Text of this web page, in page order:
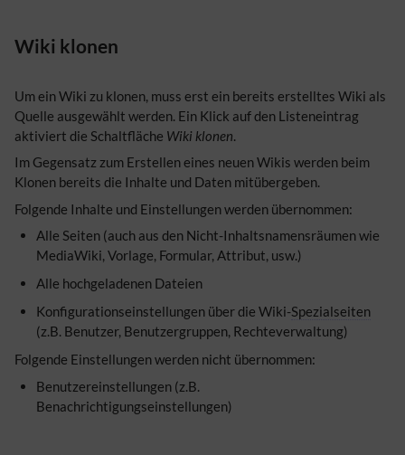
Wiki klonen
Um ein Wiki zu klonen, muss erst ein bereits erstelltes Wiki als
Quelle ausgewählt werden. Ein Klick auf den Listeneintrag
aktiviert die Schaltfläche Wiki klonen.
Im Gegensatz zum Erstellen eines neuen Wikis werden beim
Klonen bereits die Inhalte und Daten mitübergeben.
Folgende Inhalte und Einstellungen werden übernommen:
Alle Seiten (auch aus den Nicht-Inhaltsnamensräumen wie
MediaWiki, Vorlage, Formular, Attribut, usw.)
Alle hochgeladenen Dateien
Konfigurationseinstellungen über die Wiki-Spezialseiten
(z.B. Benutzer, Benutzergruppen, Rechteverwaltung)
Folgende Einstellungen werden nicht übernommen:
Benutzereinstellungen (z.B.
Benachrichtigungseinstellungen)